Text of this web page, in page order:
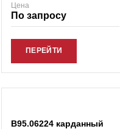
Цена
По запросу
ПЕРЕЙТИ
B95.06224 карданный